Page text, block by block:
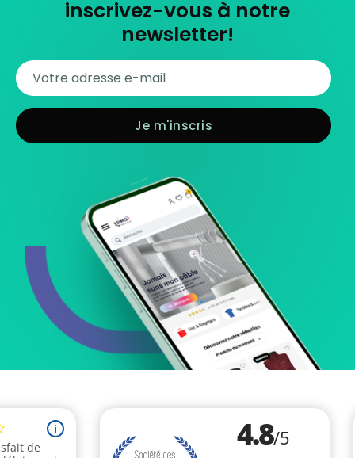
inscrivez-vous à notre
newsletter!